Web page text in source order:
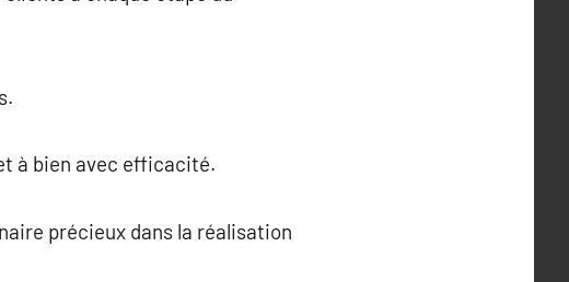
à bien avec efficacité.
précieux dans la réalisation